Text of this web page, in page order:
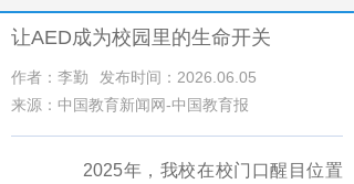
让AED成为校园里的生命开关
作者：李勤
发布时间：2026.06.05
来源：中国教育新闻网-中国教育报
2025年，我校在校门口醒目位置